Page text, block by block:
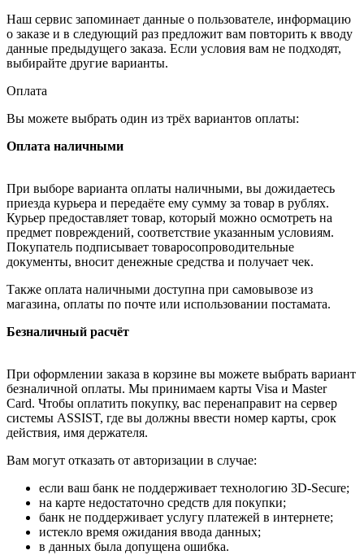
Наш сервис запоминает данные о пользователе, информацию
о заказе и в следующий раз предложит вам повторить к вводу
данные предыдущего заказа. Если условия вам не подходят,
выбирайте другие варианты.
Оплата
Вы можете выбрать один из трёх вариантов оплаты:
Оплата наличными
При выборе варианта оплаты наличными, вы дожидаетесь
приезда курьера и передаёте ему сумму за товар в рублях.
Курьер предоставляет товар, который можно осмотреть на
предмет повреждений, соответствие указанным условиям.
Покупатель подписывает товаросопроводительные
документы, вносит денежные средства и получает чек.
Также оплата наличными доступна при самовывозе из
магазина, оплаты по почте или использовании постамата.
Безналичный расчёт
При оформлении заказа в корзине вы можете выбрать вариант
безналичной оплаты. Мы принимаем карты Visa и Master
Card. Чтобы оплатить покупку, вас перенаправит на сервер
системы ASSIST, где вы должны ввести номер карты, срок
действия, имя держателя.
Вам могут отказать от авторизации в случае:
если ваш банк не поддерживает технологию 3D-Secure;
на карте недостаточно средств для покупки;
банк не поддерживает услугу платежей в интернете;
истекло время ожидания ввода данных;
в данных была допущена ошибка.